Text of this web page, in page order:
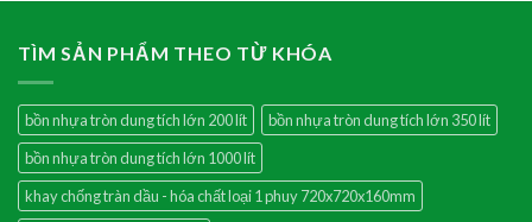
TÌM SẢN PHẨM THEO TỪ KHÓA
bồn nhựa tròn dung tích lớn 200 lít
bồn nhựa tròn dung tích lớn 350 lít
bồn nhựa tròn dung tích lớn 1000 lít
khay chống tràn dầu - hóa chất loại 1 phuy 720x720x160mm